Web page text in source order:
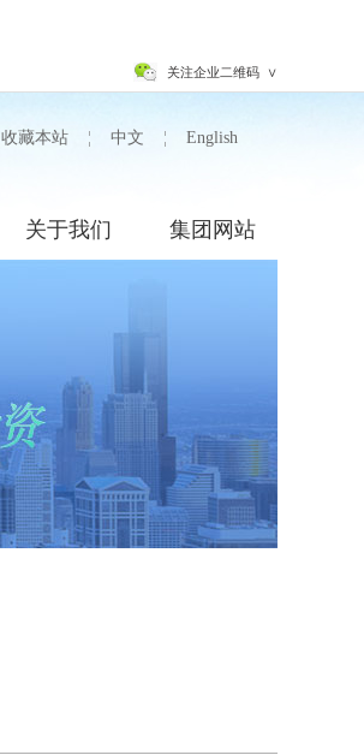
关注企业二维码 ∨
收藏本站 ¦ 中文 ¦ English
关于我们 集团网站